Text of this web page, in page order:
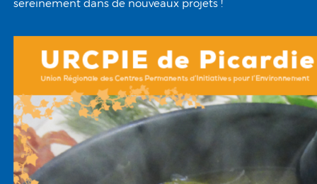
sereinement dans de nouveaux projets !